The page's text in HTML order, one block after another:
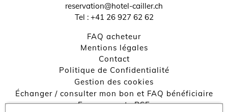
reservation@hotel-cailler.ch
Tel : +41 26 927 62 62
FAQ acheteur
Mentions légales
contact
Politique de Confidentialité
Gestion des cookies
Échanger / consulter mon bon et FAQ bénéficiaire
Engagements RSE